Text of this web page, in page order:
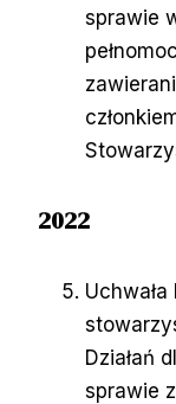
sprawie
2022
Działań
sprawie